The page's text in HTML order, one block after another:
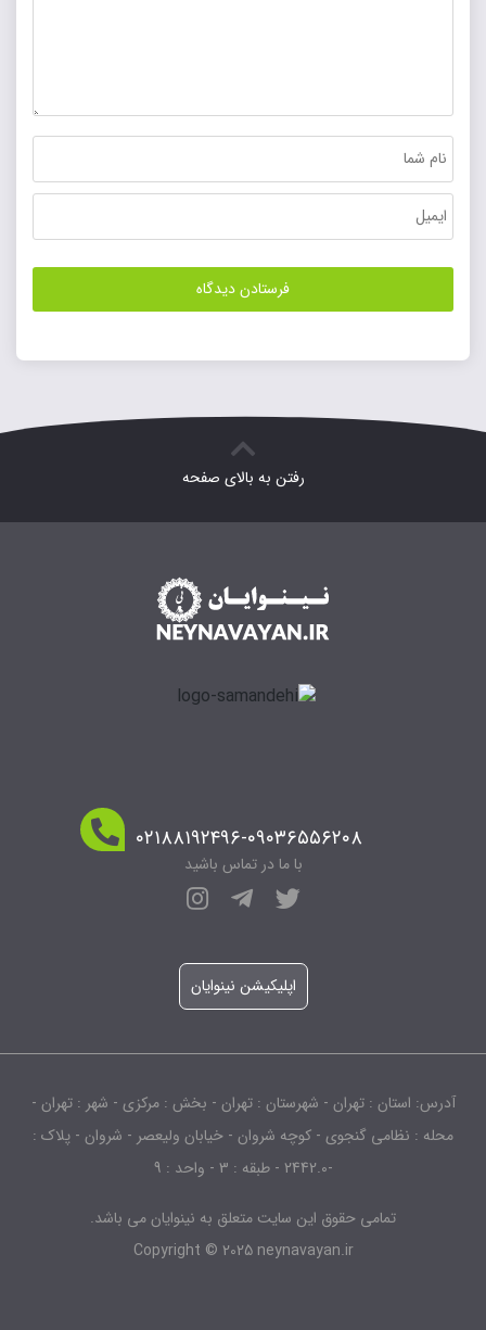
رفتن به بالای صفحه
۰۲۱۸۸۱۹۲۴۹۶-۰۹۰۳۶۵۵۶۲۰۸
با ما در تماس باشید
اپلیکیشن نینوایان
آدرس: استان : تهران - شهرستان : تهران - بخش : مرکزی - شهر : تهران -
محله : نظامی گنجوی - کوچه شروان - خیابان ولیعصر - شروان - پلاک :
-2442.0 - طبقه : 3 - واحد : 9
تمامی حقوق این سایت متعلق به نینوایان می باشد.
Copyright © 2025 neynavayan.ir